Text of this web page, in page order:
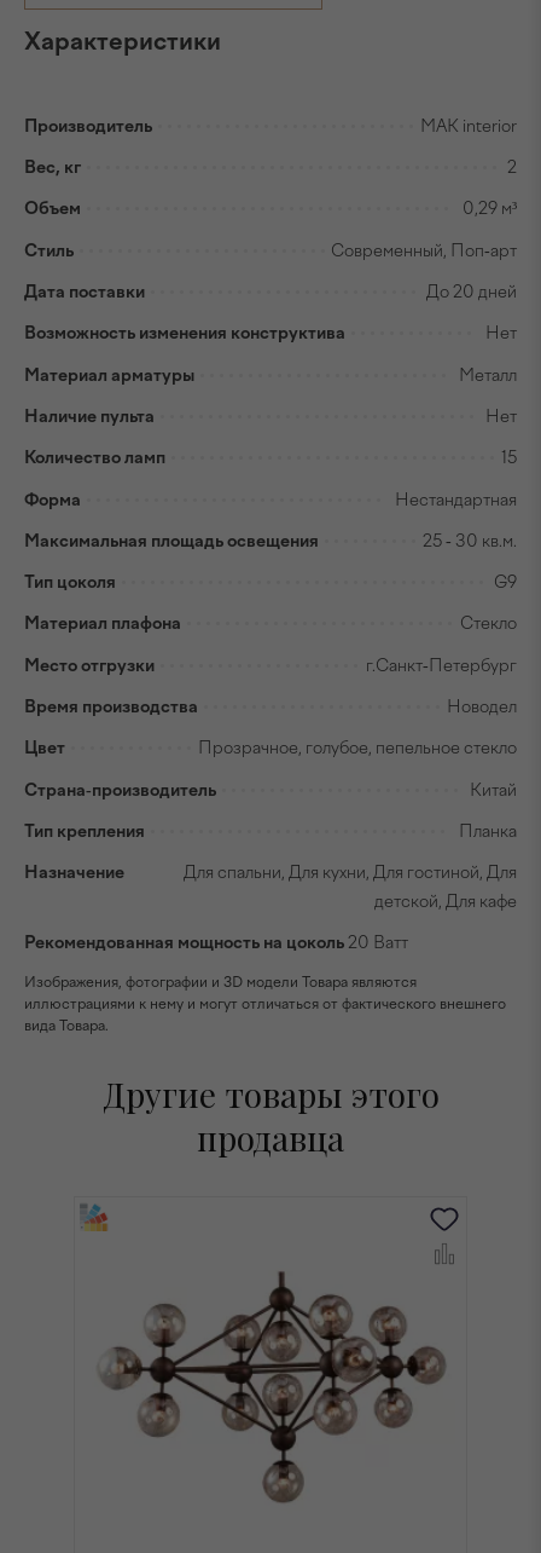
Характеристики
Производитель MAK interior
Вес, кг 2
Объем 0,29 м³
Стиль Современный, Поп-арт
Дата поставки До 20 дней
Возможность изменения конструктива Нет
Материал арматуры Металл
Наличие пульта Нет
Количество ламп 15
Форма Нестандартная
Максимальная площадь освещения 25 - 30 кв.м.
Тип цоколя G9
Материал плафона Стекло
Место отгрузки г.Санкт-Петербург
Время производства Новодел
Цвет Прозрачное, голубое, пепельное стекло
Страна-производитель Китай
Тип крепления Планка
Назначение
Для спальни, Для кухни, Для гостиной, Для
детской, Для кафе
Рекомендованная мощность на цоколь20 Ватт
Изображения, фотографии и 3D модели Товара являются
иллюстрациями к нему и могут отличаться от фактического внешнего
вида Товара.
Другие товары этого
продавца